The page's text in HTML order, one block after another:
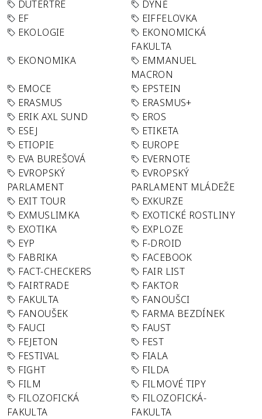
DUTERTRE
DÝNĚ
EF
EIFFELOVKA
EKOLOGIE
EKONOMICKÁ
FAKULTA
EKONOMIKA
EMMANUEL
MACRON
EMOCE
EPSTEIN
ERASMUS
ERASMUS+
ERIK AXL SUND
EROS
ESEJ
ETIKETA
ETIOPIE
EUROPE
EVA BUREŠOVÁ
EVERNOTE
EVROPSKÝ
PARLAMENT
EVROPSKÝ
PARLAMENT MLÁDEŽE
EXIT TOUR
EXKURZE
EXMUSLIMKA
EXOTICKÉ ROSTLINY
EXOTIKA
EXPLOZE
EYP
F-DROID
FABRIKA
FACEBOOK
FACT-CHECKERS
FAIR LIST
FAIRTRADE
FAKTOR
FAKULTA
FANOUŠCI
FANOUŠEK
FARMA BEZDÍNEK
FAUCI
FAUST
FEJETON
FEST
FESTIVAL
FIALA
FIGHT
FILDA
FILM
FILMOVÉ TIPY
FILOZOFICKÁ
FAKULTA
FILOZOFICKÁ-
FAKULTA